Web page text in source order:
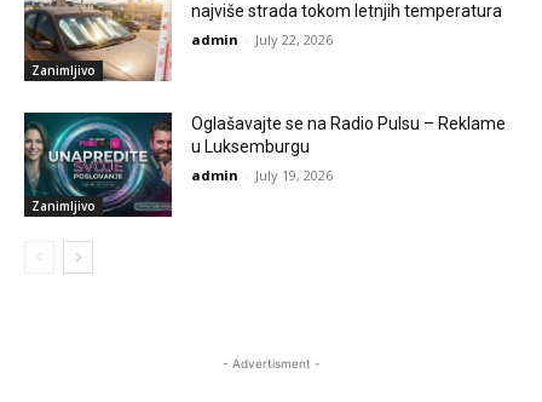
Zanimljivo
najviše strada tokom letnjih temperatura
admin - July 22, 2026
Zanimljivo
Oglašavajte se na Radio Pulsu – Reklame
u Luksemburgu
admin - July 19, 2026
- Advertisment -